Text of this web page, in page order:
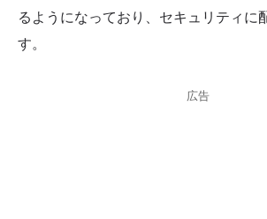
るようになっており、セキュリティに
す。
広告